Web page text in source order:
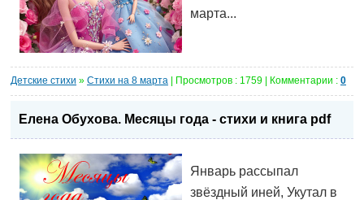
марта...
Детские стихи » Стихи на 8 марта | Просмотров : 1759 | Комментарии : 0
Елена Обухова. Месяцы года - стихи и книга pdf
Январь рассыпал
звёздный иней, Укутал в